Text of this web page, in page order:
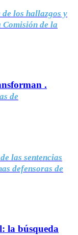
los hallazgos y
de la
.
de
las sentencias
defensoras de
la búsqueda